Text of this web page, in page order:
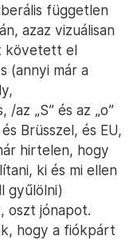
független
azaz vizuálisan
követett el
(annyi már a
az „S” és az „o”
Brüsszel, és EU,
hirtelen, hogy
ki és mi ellen
gyűlölni)
oszt jónapot.
hogy a fiókpárt